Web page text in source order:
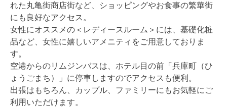
れた丸亀街商店街など、ショッピングやお食事の繁華街
にも良好なアクセス。
女性にオススメの＜レディースルーム＞には、基礎化粧
品など、女性に嬉しいアメニティをご用意しておりま
す。
空港からのリムジンバスは、ホテル目の前「兵庫町（ひ
ょうごまち）」に停車しますのでアクセスも便利。
出張はもちろん、カップル、ファミリーにもお気軽にご
利用いただけます。